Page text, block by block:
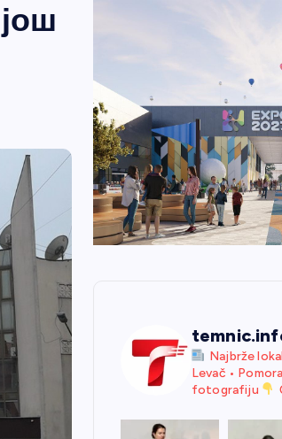
Najbrže
Levač •
fotografiju